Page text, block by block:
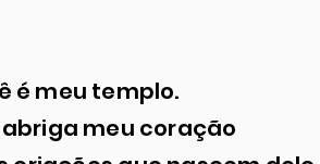
é meu templo.
abriga meu coração